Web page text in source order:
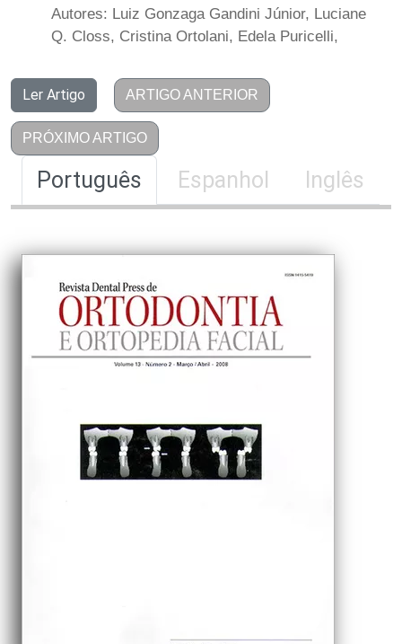
Autores: Luiz Gonzaga Gandini Júnior, Luciane
Q. Closs, Cristina Ortolani, Edela Puricelli,
Ler Artigo ARTIGO ANTERIOR
PRÓXIMO ARTIGO
Português Espanhol Inglês